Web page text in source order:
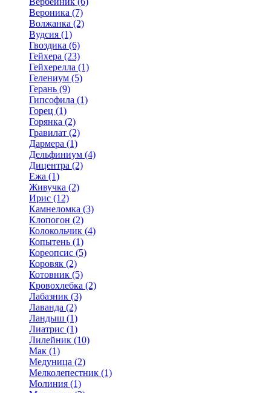
Вероника (7)
Волжанка (2)
Вудсия (1)
Гвоздика (6)
Гейхера (23)
Гейхерелла (1)
Гелениум (5)
Герань (9)
Гипсофила (1)
Горец (1)
Горянка (2)
Гравилат (2)
Дармера (1)
Дельфиниум (4)
Дицентра (2)
Ежа (1)
Живучка (2)
Ирис (12)
Камнеломка (3)
Клопогон (2)
Колокольчик (4)
Копытень (1)
Кореопсис (5)
Коровяк (2)
Котовник (5)
Кровохлебка (2)
Лабазник (3)
Лаванда (2)
Ландыш (1)
Лиатрис (1)
Лилейник (10)
Мак (1)
Медуница (2)
Мелколепестник (1)
Молиния (1)